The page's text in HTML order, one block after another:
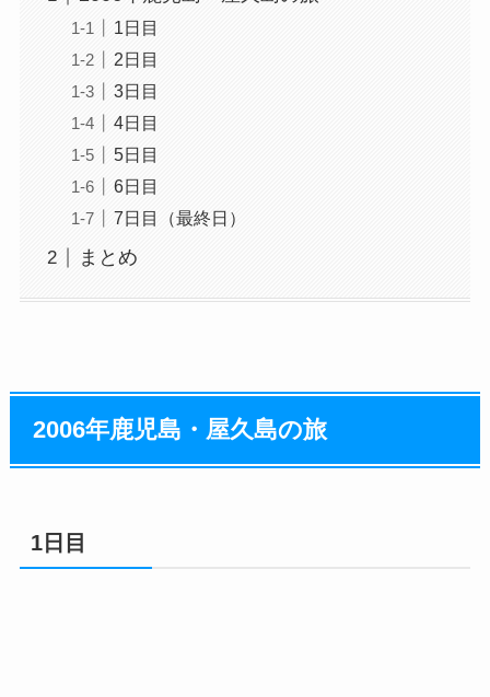
1日目
2日目
3日目
4日目
5日目
6日目
7日目（最終日）
まとめ
2006年鹿児島・屋久島の旅
1日目